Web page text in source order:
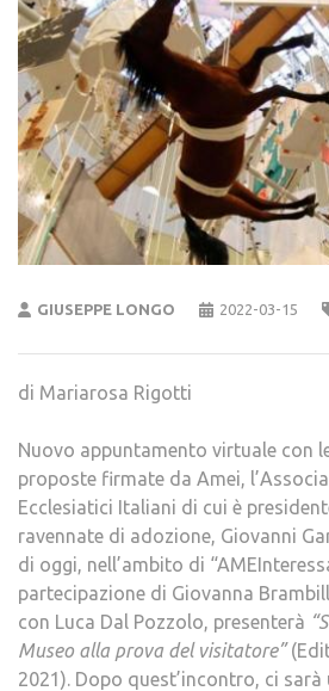
GIUSEPPE LONGO 2022-03-15
di Mariarosa Rigotti
Nuovo appuntamento virtuale con
proposte firmate da Amei,
Ecclesiatici Italiani di cui è
ravennate di adozione, Giovanni
di oggi, nell’ambito di
partecipazione di Giovanna
con Luca Dal Pozzolo, presenterà
Museo alla prova del visitatore”
2021). Dopo quest’incontro, ci